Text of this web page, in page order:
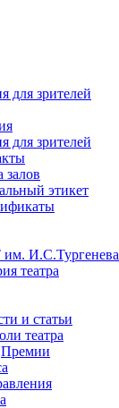
для зрителей
для зрителей
залов
этикет
И.С.Тургенева
театра
и статьи
театра
Премии